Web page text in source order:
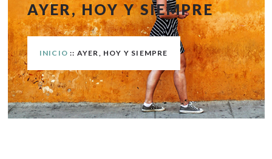
AYER, HOY Y SIEMPRE
INICIO :: AYER, HOY Y SIEMPRE